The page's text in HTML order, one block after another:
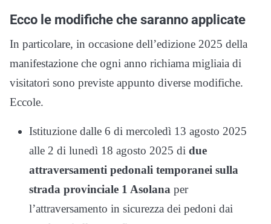
Ecco le modifiche che saranno applicate
In particolare, in occasione dell’edizione 2025 della
manifestazione che ogni anno richiama migliaia di
visitatori sono previste appunto diverse modifiche.
Eccole.
Istituzione dalle 6 di mercoledì 13 agosto 2025
alle 2 di lunedì 18 agosto 2025 di due
attraversamenti pedonali temporanei sulla
strada provinciale 1 Asolana per
l’attraversamento in sicurezza dei pedoni dai